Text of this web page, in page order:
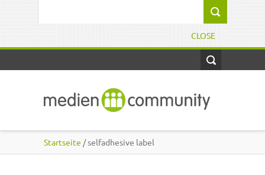
CLOSE
Startseite / selfadhesive label